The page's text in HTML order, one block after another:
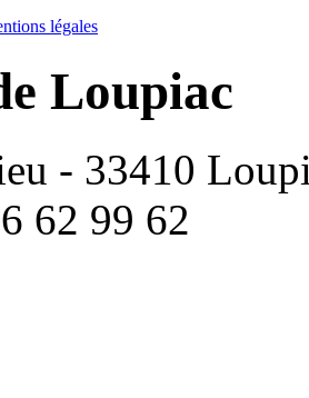
légales
Loupiac
- 33410
62 99 62